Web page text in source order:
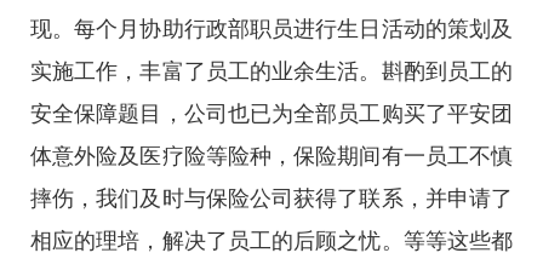
现。每个月协助行政部职员进行生日活动的策划及
实施工作，丰富了员工的业余生活。斟酌到员工的
安全保障题目，公司也已为全部员工购买了平安团
体意外险及医疗险等险种，保险期间有一员工不慎
摔伤，我们及时与保险公司获得了联系，并申请了
相应的理培，解决了员工的后顾之忧。等等这些都